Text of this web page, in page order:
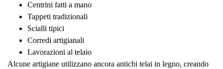
Centrini fatti a mano
Tappeti tradizionali
Scialli tipici
Corredi artigianali
Lavorazioni al telaio
Alcune artigiane utilizzano ancora antichi telai in legno, creando